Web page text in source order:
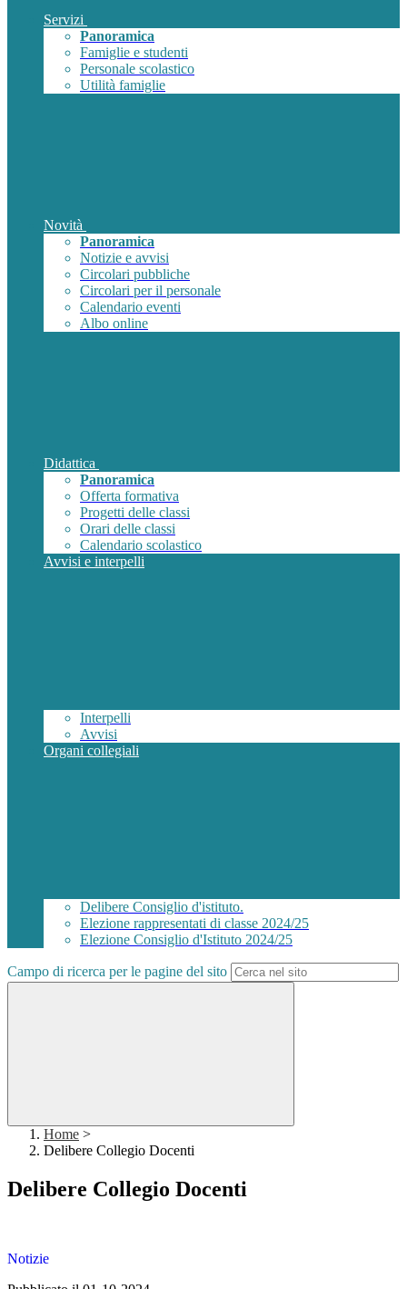
Servizi
Panoramica
Famiglie e studenti
Personale scolastico
Utilità famiglie
Novità
Panoramica
Notizie e avvisi
Circolari pubbliche
Circolari per il personale
Calendario eventi
Albo online
Didattica
Panoramica
Offerta formativa
Progetti delle classi
Orari delle classi
Calendario scolastico
Avvisi e interpelli
Interpelli
Avvisi
Organi collegiali
Delibere Consiglio d'istituto.
Elezione rappresentati di classe 2024/25
Elezione Consiglio d'Istituto 2024/25
Campo di ricerca per le pagine del sito
Home >
Delibere Collegio Docenti
Delibere Collegio Docenti
Notizie